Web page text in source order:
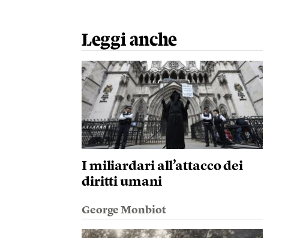
Leggi anche
I miliardari all’attacco dei
diritti umani
George Monbiot